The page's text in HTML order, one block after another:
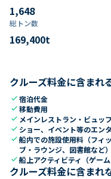
1,648
総トン数​
169,400t
クルーズ料金に含まれ
check宿泊代金
check移動費用
check メインレストラン・ビュッ
check ショー、イベント等のエン
check船内での施設使用料（フィ
ブ・ラウンジ、図書館など）
check船上アクティビティ（ゲー
クルーズ料金に含まれ